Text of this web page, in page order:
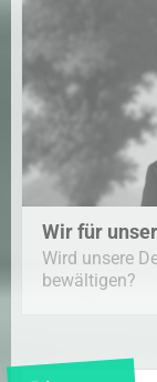
Wir für
Wird unsere
bewältigen?